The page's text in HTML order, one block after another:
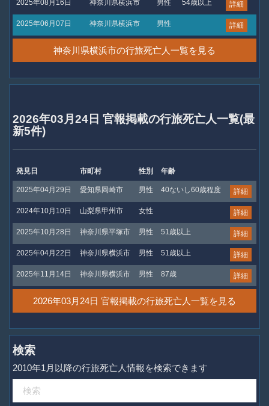
2025年08月16日 神奈川県横浜市 男性 54歳以上 詳細
2025年06月07日 神奈川県横浜市 男性 詳細
神奈川県横浜市の行旅死亡人一覧を見る
2026年03月24日 官報掲載の行旅死亡人一覧(最
新5件)
発見日 市町村 性別 年齢
2025年04月29日 愛知県岡崎市 男性 40ないし60歳程度 詳細
2024年10月10日 山梨県甲州市 女性 詳細
2025年10月28日 神奈川県平塚市 男性 51歳以上 詳細
2025年04月22日 神奈川県横浜市 男性 51歳以上 詳細
2025年11月14日 神奈川県横浜市 男性 87歳 詳細
2026年03月24日 官報掲載の行旅死亡人一覧を見る
検索
2010年1月以降の行旅死亡人情報を検索できます